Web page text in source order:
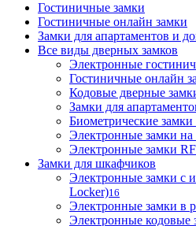
Гостиничные замки
Гостиничные онлайн замки
Замки для апартаментов и
Все виды дверных замков
Электронные
Гостиничные онлайн
Кодовые дверные
Замки для
Биометрические замки
Электронные замки
Электронные замки
Замки для шкафчиков
Электронные замки
Locker)16
Электронные замки в
Электронные кодовые